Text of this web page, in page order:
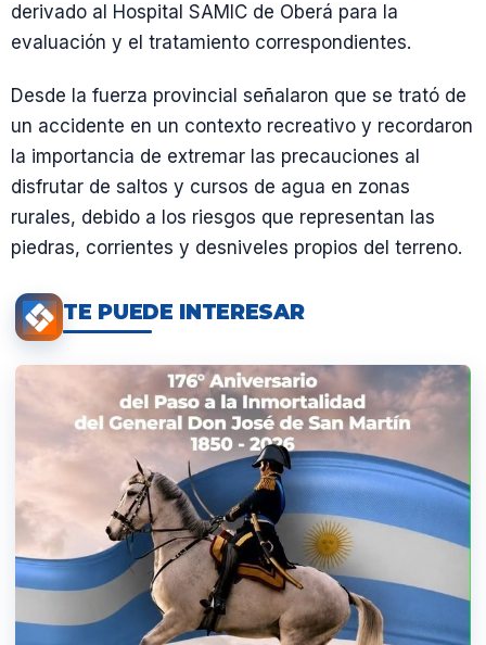
derivado al Hospital SAMIC de Oberá para la
evaluación y el tratamiento correspondientes.
Desde la fuerza provincial señalaron que se trató de
un accidente en un contexto recreativo y recordaron
la importancia de extremar las precauciones al
disfrutar de saltos y cursos de agua en zonas
rurales, debido a los riesgos que representan las
piedras, corrientes y desniveles propios del terreno.
TE PUEDE INTERESAR